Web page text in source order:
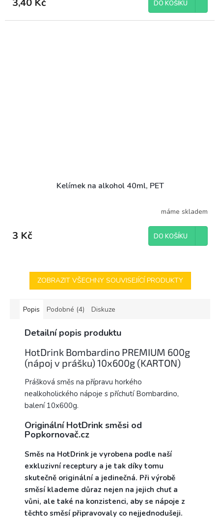
3,40 Kč DO KOŠÍKU
Kelímek na alkohol 40ml, PET
máme skladem
3 Kč DO KOŠÍKU
ZOBRAZIT VŠECHNY SOUVISEJÍCÍ PRODUKTY
Popis Podobné (4) Diskuze
Detailní popis produktu
HotDrink Bombardino PREMIUM 600g
(nápoj v prášku) 10x600g (KARTON)
Prášková směs na přípravu horkého
nealkoholického nápoje s příchutí Bombardino,
balení 10x600g.
Originální HotDrink směsi od
Popkornovač.cz
Směs na HotDrink je vyrobena podle naší
exkluzivní receptury a je tak díky tomu
skutečně originální a jedinečná. Při výrobě
směsí klademe důraz nejen na jejich chuť a
vůni, ale také na konzistenci, aby se nápoje z
těchto směsí připravovaly co nejjednodušeji.